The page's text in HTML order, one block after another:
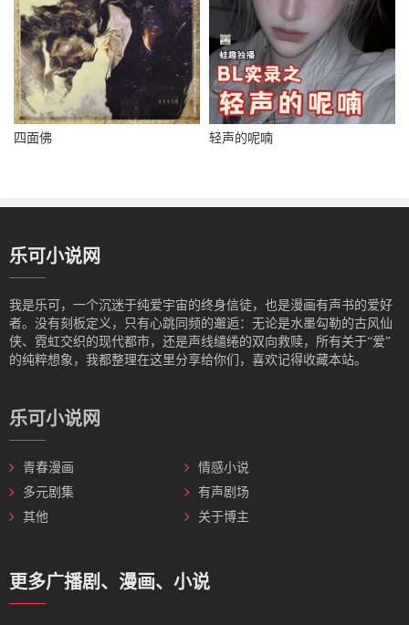
四面佛 轻声的呢喃
乐可小说网
我是‌乐可，一个沉迷于纯爱宇宙的终身信徒，也是漫画有声书的爱好
者。没有刻板定义，只有心跳同频的邂逅：无论是水墨勾勒的古风仙
侠、霓虹交织的现代都市，还是声线缱绻的双向救赎，所有关于“爱”
的纯粹想象，我都整理在这里分享给你们，喜欢记得收藏本站。
乐可小说网
青春漫画
情感小说
多元剧集
有声剧场
其他
关于博主
更多广播剧、漫画、小说